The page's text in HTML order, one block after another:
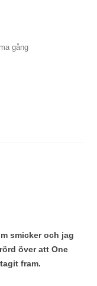
gång
smicker och jag
över att One
fram.